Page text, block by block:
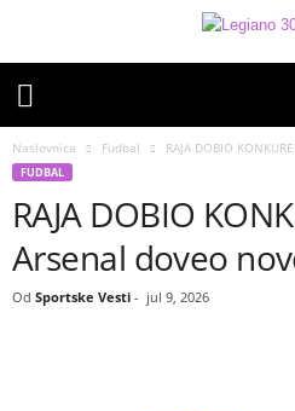
Naslovnica Fudbal RAJA DOBIO
FUDBAL
RAJA DOBIO
Arsenal doveo
Od Sportske Vesti - jul 9, 2026